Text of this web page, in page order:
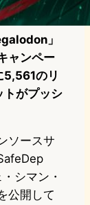
」
ャンペー
5,561のリ
トがプッシ
ソースサ
シマン・
公開して